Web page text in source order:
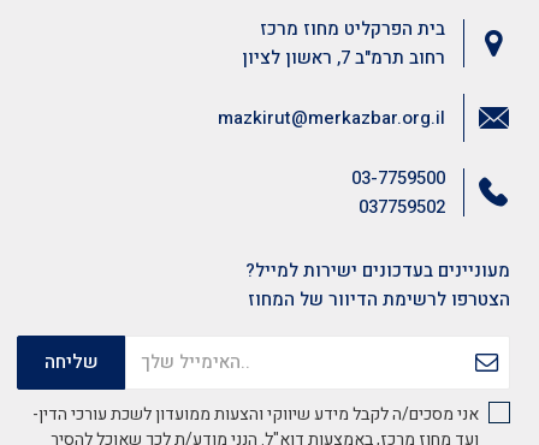
בית הפרקליט מחוז מרכז
רחוב תרמ"ב 7, ראשון לציון
03-7759500
037759502
mazkirut@merkazbar.org.il
מעוניינים בעדכונים ישירות למייל?
הצטרפו לרשימת הדיוור של המחוז
אני מסכים/ה לקבל מידע שיווקי והצעות ממועדון לשכת עורכי הדין-
ועד מחוז מרכז, באמצעות דוא"ל. הנני מודע/ת לכך שאוכל להסיר